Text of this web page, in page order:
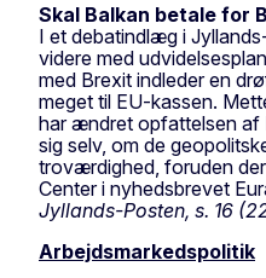
Skal Balkan betale for
I et debatindlæg i
videre med
med Brexit indleder en
meget til EU-kassen.
har ændret opfattelsen af
sig selv, om de
troværdighed, foruden
Center i nyhedsbrevet
Jyllands-Posten, s. 16
Arbejdsmarkedspolitik